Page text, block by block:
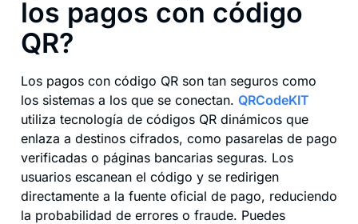
los pagos con código
QR?
Los pagos con código QR son tan seguros como
los sistemas a los que se conectan. QRCodeKIT
utiliza tecnología de códigos QR dinámicos que
enlaza a destinos cifrados, como pasarelas de pago
verificadas o páginas bancarias seguras. Los
usuarios escanean el código y se redirigen
directamente a la fuente oficial de pago, reduciendo
la probabilidad de errores o fraude. Puedes